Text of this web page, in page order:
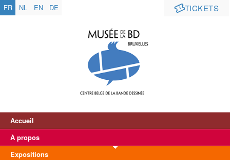
TICKETS
FR NL EN DE
Accueil
À propos
Expositions